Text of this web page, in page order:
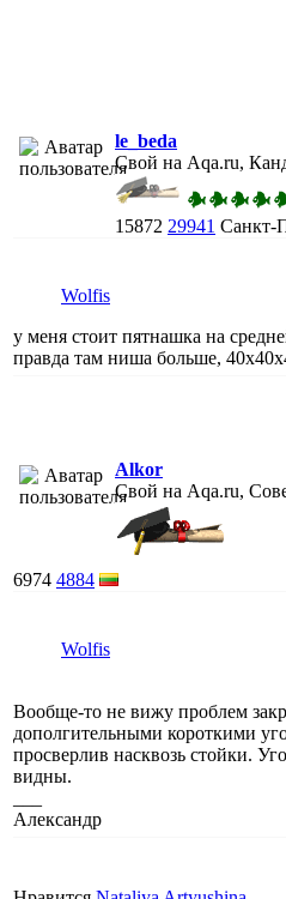
le_beda
Свой на Aqa.ru,
15872 29941 Санкт-
Wolfis
у меня стоит пятнашка на
правда там ниша больше,
Alkor
Свой на Aqa.ru,
6974 4884
Wolfis
Вообще-то не вижу проблем
дополгительными короткими
просверлив насквозь стойки.
видны.
Александр